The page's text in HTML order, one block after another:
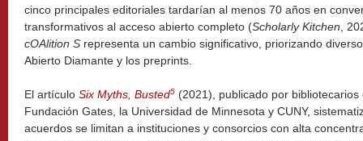
cinco principales editoriales tardarían al menos 70 años en
transformativos al acceso abierto completo (Scholarly Kitchen ,
cOAlition S representa un cambio significativo, priorizando
Abierto Diamante y los preprints.
El artículo Six Myths, Busted5 (2021), publicado por
Fundación Gates, la Universidad de Minnesota y CUNY,
acuerdos se limitan a instituciones y consorcios con alta